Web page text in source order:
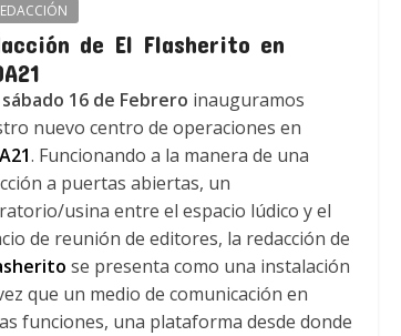
de El Flasherito en
sábado 16 de Febrero inauguramos
nuevo centro de operaciones en
. Funcionando a la manera de una
a puertas abiertas, un
usina entre el espacio lúdico y el
de reunión de editores, la redacción de
se presenta como una instalación
que un medio de comunicación en
funciones, una plataforma desde donde